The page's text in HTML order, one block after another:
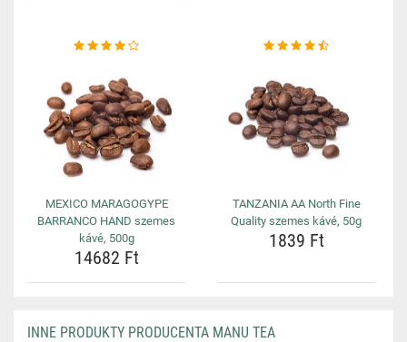
MEXICO MARAGOGYPE
BARRANCO HAND szemes
kávé, 500g
14682 Ft
TANZANIA AA North Fine
Quality szemes kávé, 50g
1839 Ft
INNE PRODUKTY PRODUCENTA MANU TEA